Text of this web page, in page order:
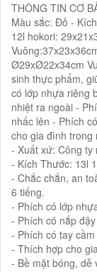
THÔNG TIN CƠ
Màu sắc: Đỏ -
12l hokori:
Ø29xØ22x34cm
sinh thực phẩm,
có lớp nhựa riêng
nhiệt ra ngoài -
nhấc lên - Phích
cho gia đình trong
- Xuất xứ: Công ty
- Kích Thước: 13l
- Chắc chắn, an
6 tiếng.
- Phích có lớp
- Phích có nắp
- Phích có tay
- Thích hợp cho
- Bề mặt bóng, dễ